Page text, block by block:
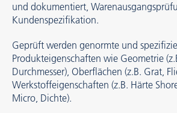
und dokumentiert,
Kundenspezifikation.
Geprüft werden genormte und
Produkteigenschaften wie Geometrie
Durchmesser), Oberflächen (z.B. Grat,
Werkstoffeigenschaften (z.B. Härte
Micro, Dichte).